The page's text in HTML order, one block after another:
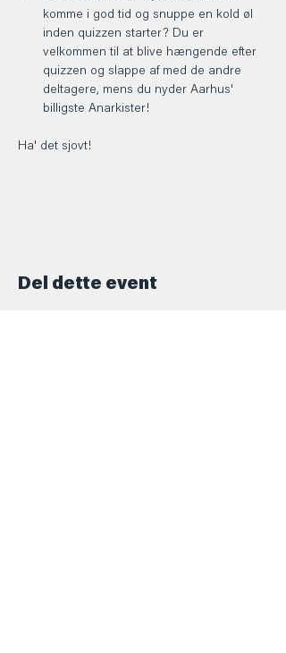
komme i god tid og snuppe en kold øl
inden quizzen starter? Du er
velkommen til at blive hængende efter
quizzen og slappe af med de andre
deltagere, mens du nyder Aarhus'
billigste Anarkister!
Ha' det sjovt!
Del dette event